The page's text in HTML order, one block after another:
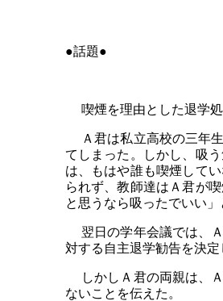
●話題●
喫煙を理由とした退学処
Ａ君は私立高校の三年生
てしまった。しかし、吸
は、もはや誰も喫煙して
られず、教師達はＡ君が
と思うなら吸ったでいい」
翌日の学年会議では、Ａ
対する自主退学勧告を決
しかしＡ君の両親は、Ａ
ないことを伝えた。